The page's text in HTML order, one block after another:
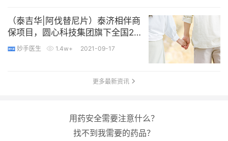
（泰吉华|阿伐替尼片）泰济相伴商
保项目，圆心科技集团旗下全国23
个城市专业药房全面启动
妙手医生 1.4w+ 2021-09-17
更多最新资讯
用药安全需要注意什么？
找不到我需要的药品？